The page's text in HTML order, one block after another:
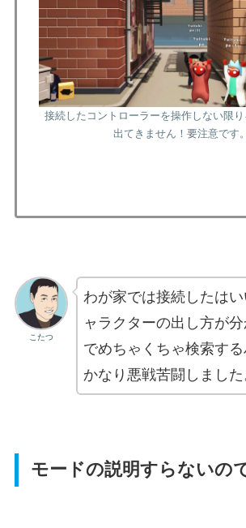
接続したコントローラーを操作しない限
出てきません！要注意です。
こたつ
わが家では接続したは
ャラクターの出し方が分
でめちゃくちゃ検索する
かなり悪戦苦闘しました
モードの説明すらないの